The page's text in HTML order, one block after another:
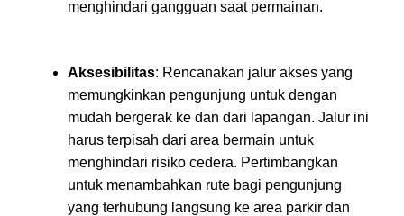
menghindari gangguan saat permainan.
Aksesibilitas: Rencanakan jalur akses yang
memungkinkan pengunjung untuk dengan
mudah bergerak ke dan dari lapangan. Jalur ini
harus terpisah dari area bermain untuk
menghindari risiko cedera. Pertimbangkan
untuk menambahkan rute bagi pengunjung
yang terhubung langsung ke area parkir dan